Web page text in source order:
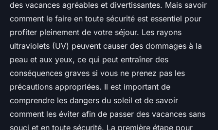
des vacances agréables et divertissantes. Mais savoir
comment le faire en toute sécurité est essentiel pour
profiter pleinement de votre séjour. Les rayons
ultraviolets (UV) peuvent causer des dommages à la
peau et aux yeux, ce qui peut entraîner des
conséquences graves si vous ne prenez pas les
précautions appropriées. Il est important de
comprendre les dangers du soleil et de savoir
comment les éviter afin de passer des vacances sans
souci et en toute sécurité. La première étape pour